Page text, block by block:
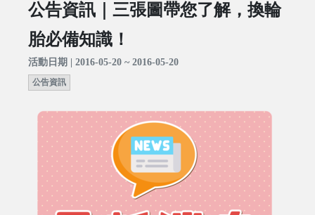
公告資訊｜三張圖帶您了解，換輪
胎必備知識！
活動日期 | 2016-05-20 ~ 2016-05-20
公告資訊